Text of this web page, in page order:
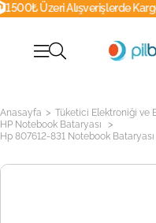
Kargo Ücretsiz!
Anasayfa > Tüketici Elektroniği ve
HP Notebook Bataryası >
Hp 807612-831 Notebook